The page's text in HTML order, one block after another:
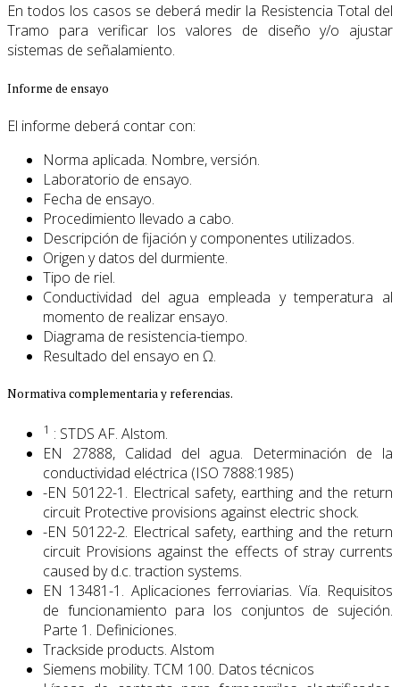
En todos los casos se deberá medir la Resistencia Total del
Tramo para verificar los valores de diseño y/o ajustar
sistemas de señalamiento.
Informe de ensayo
El informe deberá contar con:
Norma aplicada. Nombre, versión.
Laboratorio de ensayo.
Fecha de ensayo.
Procedimiento llevado a cabo.
Descripción de fijación y componentes utilizados.
Origen y datos del durmiente.
Tipo de riel.
Conductividad del agua empleada y temperatura al
momento de realizar ensayo.
Diagrama de resistencia-tiempo.
Resultado del ensayo en Ω.
Normativa complementaria y referencias.
1 : STDS AF. Alstom.
EN 27888, Calidad del agua. Determinación de la
conductividad eléctrica (ISO 7888:1985)
-EN 50122-1. Electrical safety, earthing and the return
circuit Protective provisions against electric shock.
-EN 50122-2. Electrical safety, earthing and the return
circuit Provisions against the effects of stray currents
caused by d.c. traction systems.
EN 13481-1. Aplicaciones ferroviarias. Vía. Requisitos
de funcionamiento para los conjuntos de sujeción.
Parte 1. Definiciones.
Trackside products. Alstom
Siemens mobility. TCM 100. Datos técnicos